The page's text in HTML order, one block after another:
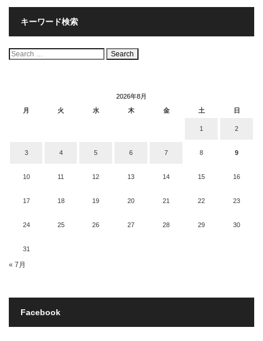
キーワード検索
検
索:
2026年8月
月
火 水 木 金 土 日
1 2
3 4 5 6 7 8 9
10 11 12 13 14 15 16
17 18 19 20 21 22 23
24 25 26 27 28 29 30
31
« 7月
Facebook